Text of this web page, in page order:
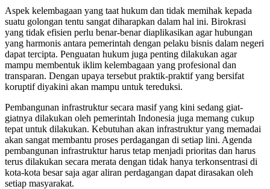
Aspek kelembagaan yang taat hukum dan tidak memihak kepada
suatu golongan tentu sangat diharapkan dalam hal ini. Birokrasi
yang tidak efisien perlu benar-benar diaplikasikan agar hubungan
yang harmonis antara pemerintah dengan pelaku bisnis dalam negeri
dapat tercipta. Penguatan hukum juga penting dilakukan agar
mampu membentuk iklim kelembagaan yang profesional dan
transparan. Dengan upaya tersebut praktik-praktif yang bersifat
koruptif diyakini akan mampu untuk tereduksi.
Pembangunan infrastruktur secara masif yang kini sedang giat-
giatnya dilakukan oleh pemerintah Indonesia juga memang cukup
tepat untuk dilakukan. Kebutuhan akan infrastruktur yang memadai
akan sangat membantu proses perdagangan di setiap lini. Agenda
pembangunan infrastruktur harus tetap menjadi prioritas dan harus
terus dilakukan secara merata dengan tidak hanya terkonsentrasi di
kota-kota besar saja agar aliran perdagangan dapat dirasakan oleh
setiap masyarakat.